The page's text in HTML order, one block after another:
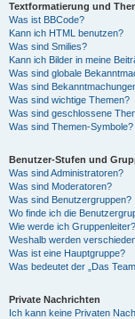
Textformatierung und
Was ist BBCode?
Kann ich HTML benutzen?
Was sind Smilies?
Kann ich Bilder in meine
Was sind globale
Was sind
Was sind wichtige Themen?
Was sind geschlossene
Was sind Themen-Symbole?
Benutzer-Stufen und
Was sind Administratoren?
Was sind Moderatoren?
Was sind Benutzergruppen?
Wo finde ich die
Wie werde ich Gruppenleiter?
Weshalb werden
Was ist eine Hauptgruppe?
Was bedeutet der „Das
Private Nachrichten
Ich kann keine Privaten